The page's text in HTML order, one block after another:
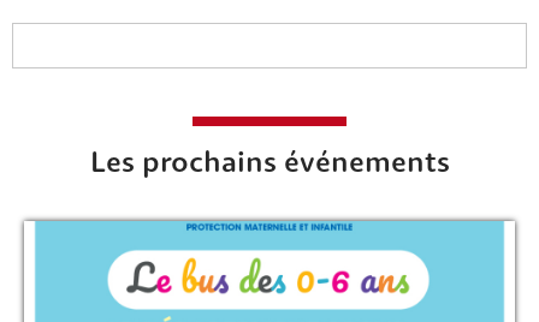
Les prochains événements